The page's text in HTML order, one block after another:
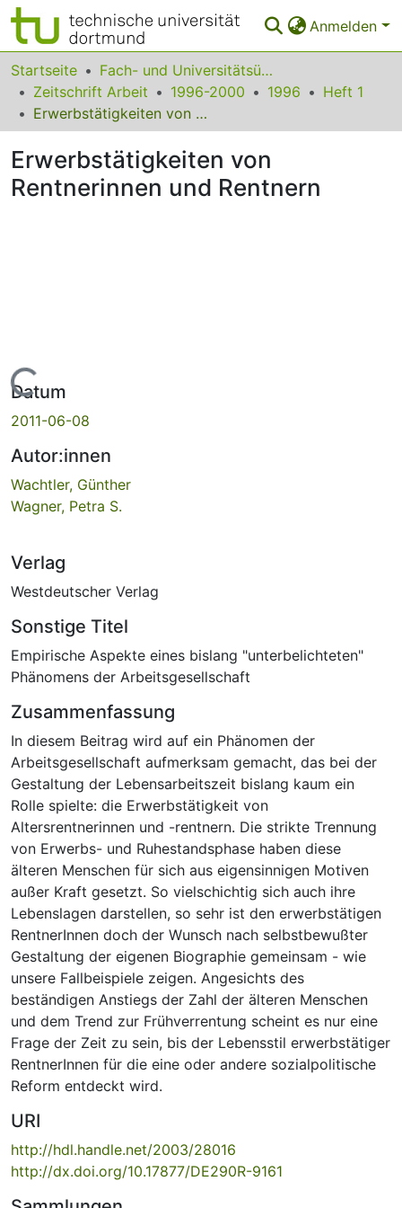
Anmelden
Bereiche & Sammlungen
Das gesamte Repositorium
FAQ
Startseite
Fach- und Universitätsübergreifendes
Zeitschrift Arbeit
1996-2000 1996
Heft 1
Erwerbstätigkeiten von Rentnerinnen und Rentnern
Erwerbstätigkeiten von
Rentnerinnen und Rentnern
Lade...
Datum
2011-06-08
Autor:innen
Wachtler, Günther
Wagner, Petra S.
Verlag
Westdeutscher Verlag
Sonstige Titel
Empirische Aspekte eines bislang "unterbelichteten"
Phänomens der Arbeitsgesellschaft
Zusammenfassung
In diesem Beitrag wird auf ein Phänomen der
Arbeitsgesellschaft aufmerksam gemacht, das bei der
Gestaltung der Lebensarbeitszeit bislang kaum ein
Rolle spielte: die Erwerbstätigkeit von
Altersrentnerinnen und -rentnern. Die strikte Trennung
von Erwerbs- und Ruhestandsphase haben diese
älteren Menschen für sich aus eigensinnigen Motiven
außer Kraft gesetzt. So vielschichtig sich auch ihre
Lebenslagen darstellen, so sehr ist den erwerbstätigen
RentnerInnen doch der Wunsch nach selbstbewußter
Gestaltung der eigenen Biographie gemeinsam - wie
unsere Fallbeispiele zeigen. Angesichts des
beständigen Anstiegs der Zahl der älteren Menschen
und dem Trend zur Frühverrentung scheint es nur eine
Frage der Zeit zu sein, bis der Lebensstil erwerbstätiger
RentnerInnen für die eine oder andere sozialpolitische
Reform entdeckt wird.
URI
http://hdl.handle.net/2003/28016
http://dx.doi.org/10.17877/DE290R-9161